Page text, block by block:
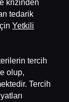
krizinden
tedarik
Yetkili
tercih
olup,
Tercih